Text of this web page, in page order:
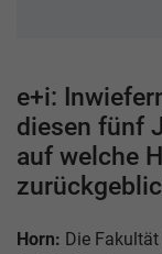
e+i:
diesen fünf
auf welche
Horn: Die